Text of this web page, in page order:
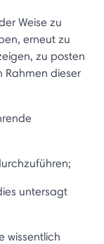
Weise zu
erneut zu
zu posten
Rahmen dieser
untersagt
wissentlich